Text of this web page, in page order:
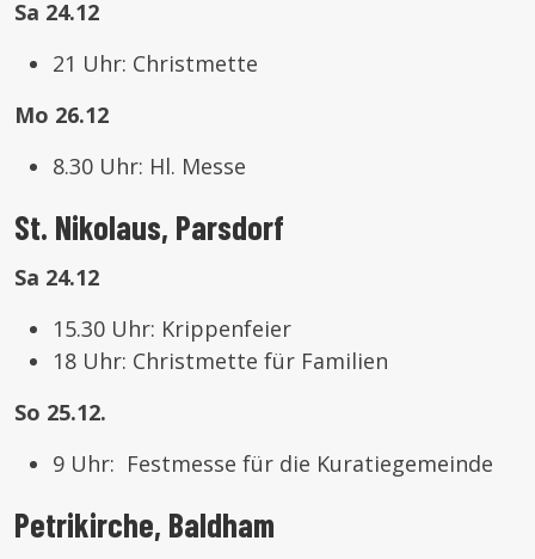
Sa 24.12
21 Uhr: Christmette
Mo 26.12
8.30 Uhr: Hl. Messe
St. Nikolaus, Parsdorf
Sa 24.12
15.30 Uhr: Krippenfeier
18 Uhr: Christmette für Familien
So 25.12.
9 Uhr: Festmesse für die Kuratiegemeinde
Petrikirche, Baldham